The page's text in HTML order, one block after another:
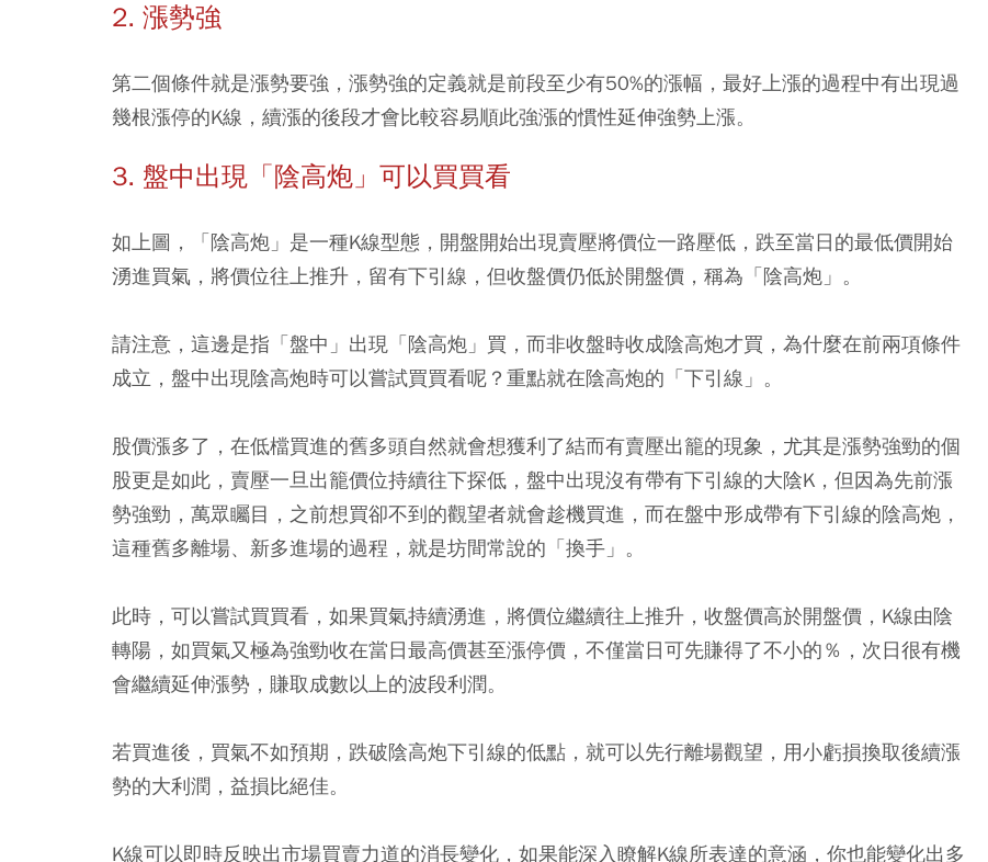
2. 漲勢強
第二個條件就是漲勢要強，漲勢強的定義就是前段至少有50%的漲幅，最好上漲的過程中有出現過
幾根漲停的K線，續漲的後段才會比較容易順此強漲的慣性延伸強勢上漲。
3. 盤中出現「陰高炮」可以買買看
如上圖，「陰高炮」是一種K線型態，開盤開始出現賣壓將價位一路壓低，跌至當日的最低價開始
湧進買氣，將價位往上推升，留有下引線，但收盤價仍低於開盤價，稱為「陰高炮」。
請注意，這邊是指「盤中」出現「陰高炮」買，而非收盤時收成陰高炮才買，為什麼在前兩項條件
成立，盤中出現陰高炮時可以嘗試買買看呢？重點就在陰高炮的「下引線」。
股價漲多了，在低檔買進的舊多頭自然就會想獲利了結而有賣壓出籠的現象，尤其是漲勢強勁的個
股更是如此，賣壓一旦出籠價位持續往下探低，盤中出現沒有帶有下引線的大陰K，但因為先前漲
勢強勁，萬眾矚目，之前想買卻不到的觀望者就會趁機買進，而在盤中形成帶有下引線的陰高炮，
這種舊多離場、新多進場的過程，就是坊間常說的「換手」。
此時，可以嘗試買買看，如果買氣持續湧進，將價位繼續往上推升，收盤價高於開盤價，K線由陰
轉陽，如買氣又極為強勁收在當日最高價甚至漲停價，不僅當日可先賺得了不小的％，次日很有機
會繼續延伸漲勢，賺取成數以上的波段利潤。
若買進後，買氣不如預期，跌破陰高炮下引線的低點，就可以先行離場觀望，用小虧損換取後續漲
勢的大利潤，益損比絕佳。
K線可以即時反映出市場買賣力道的消長變化，如果能深入瞭解K線所表達的意涵，你也能變化出多